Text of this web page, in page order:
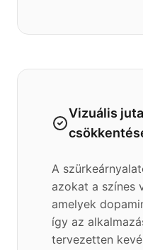
Vizuális
A
azokat a színes
amelyek
így az
tervezetten